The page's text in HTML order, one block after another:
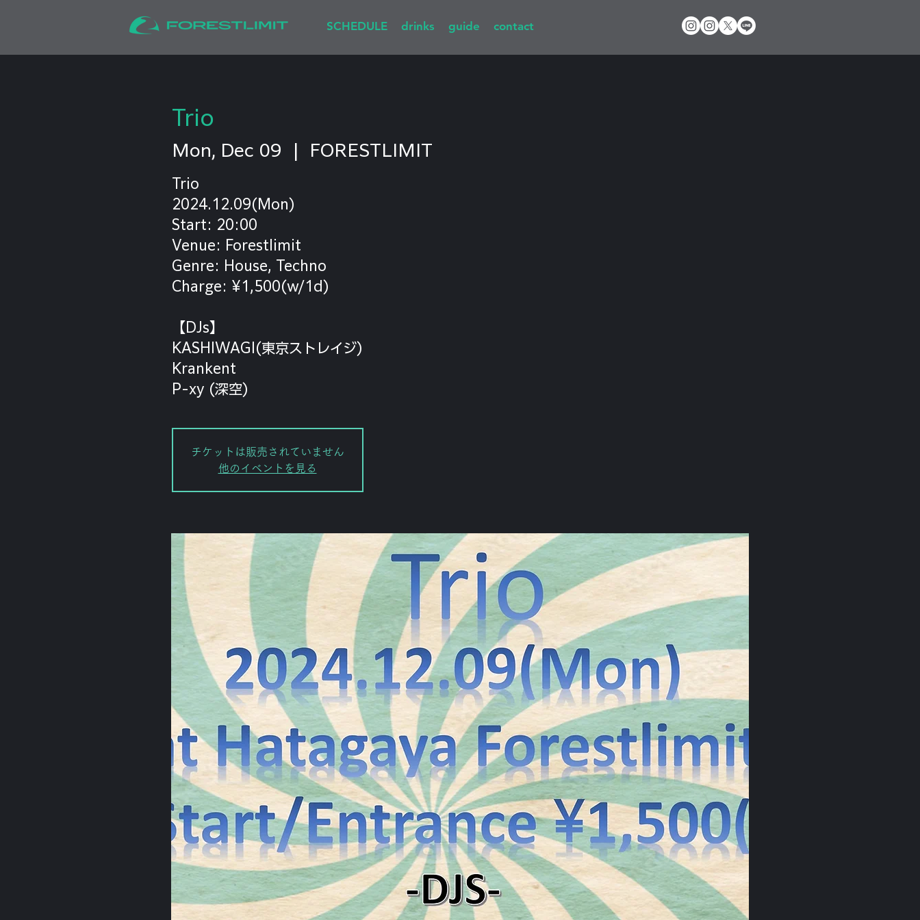
SCHEDULE drinks guide contact
Trio
Mon, Dec 09 FORESTLIMIT
Trio
2024.12.09(Mon)
Start: 20:00
Venue: Forestlimit
Genre: House, Techno
Charge: ¥1,500(w/1d)
【DJs】
KASHIWAGI(東京ストレイジ)
Krankent
チケットは販売されていません
他のイベントを見る